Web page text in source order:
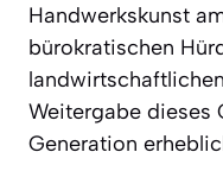
Handwerkskunst
bürokratischen
Weitergabe dieses
Generation